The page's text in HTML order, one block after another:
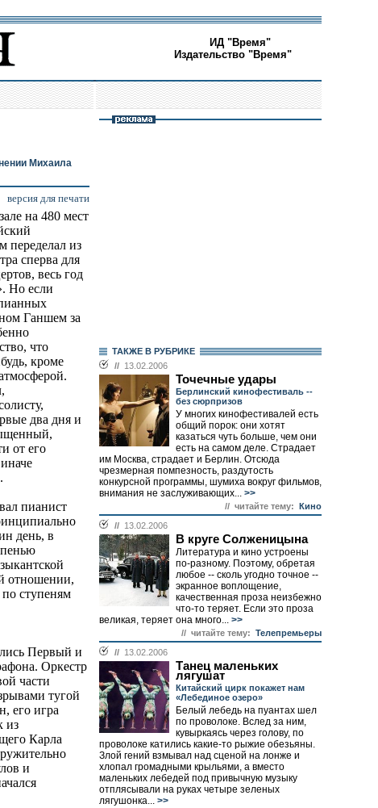
ИД "Время"
Издательство "Время"
Михаила
версия для печати
на 480 мест
переделал из
сперва для
весь год
Но если
Ганшем за
что
кроме
два дня и
от его
пианист
день, в
отношении,
по ступеням
Первый и
Оркестр
части
тугой
его игра
из
Карла
и
ТАКЖЕ В РУБРИКЕ
// 13.02.2006
Точечные удары
Берлинский кинофестиваль --
без сюрпризов
У многих кинофестивалей есть
общий порок: они хотят
казаться чуть больше, чем они
есть на самом деле. Страдает
им Москва, страдает и Берлин. Отсюда
чрезмерная помпезность, раздутость
конкурсной программы, шумиха вокруг фильмов,
внимания не заслуживающих... >>
// читайте тему: Кино
// 13.02.2006
В круге Солженицына
Литература и кино устроены
по-разному. Поэтому, обретая
любое -- сколь угодно точное --
экранное воплощение,
качественная проза неизбежно
что-то теряет. Если это проза
великая, теряет она много... >>
// читайте тему: Телепремьеры
// 13.02.2006
Танец маленьких
лягушат
Китайский цирк покажет нам
«Лебединое озеро»
Белый лебедь на пуантах шел
по проволоке. Вслед за ним,
кувыркаясь через голову, по
проволоке катились какие-то рыжие обезьяны.
Злой гений взмывал над сценой на лонже и
хлопал громадными крыльями, а вместо
маленьких лебедей под привычную музыку
отплясывали на руках четыре зеленых
лягушонка... >>